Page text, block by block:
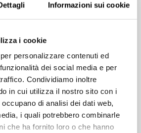
Informazioni sui cookie
i cookie
personalizzare contenuti ed
dei social media e per
Condividiamo inoltre
in cui utilizza il nostro sito con i
di analisi dei dati web,
i quali potrebbero combinarle
che ha fornito loro o che hanno